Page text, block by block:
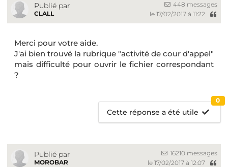
Publié par
CLALL
448 messages
le 17/02/2017 à 11:22
Merci pour votre aide.
J'ai bien trouvé la rubrique "activité de cour d'appel"
mais difficulté pour ouvrir le fichier correspondant
?
Cette réponse a été utile
0
Publié par
MOROBAR
16210 messages
le 17/02/2017 à 12:07